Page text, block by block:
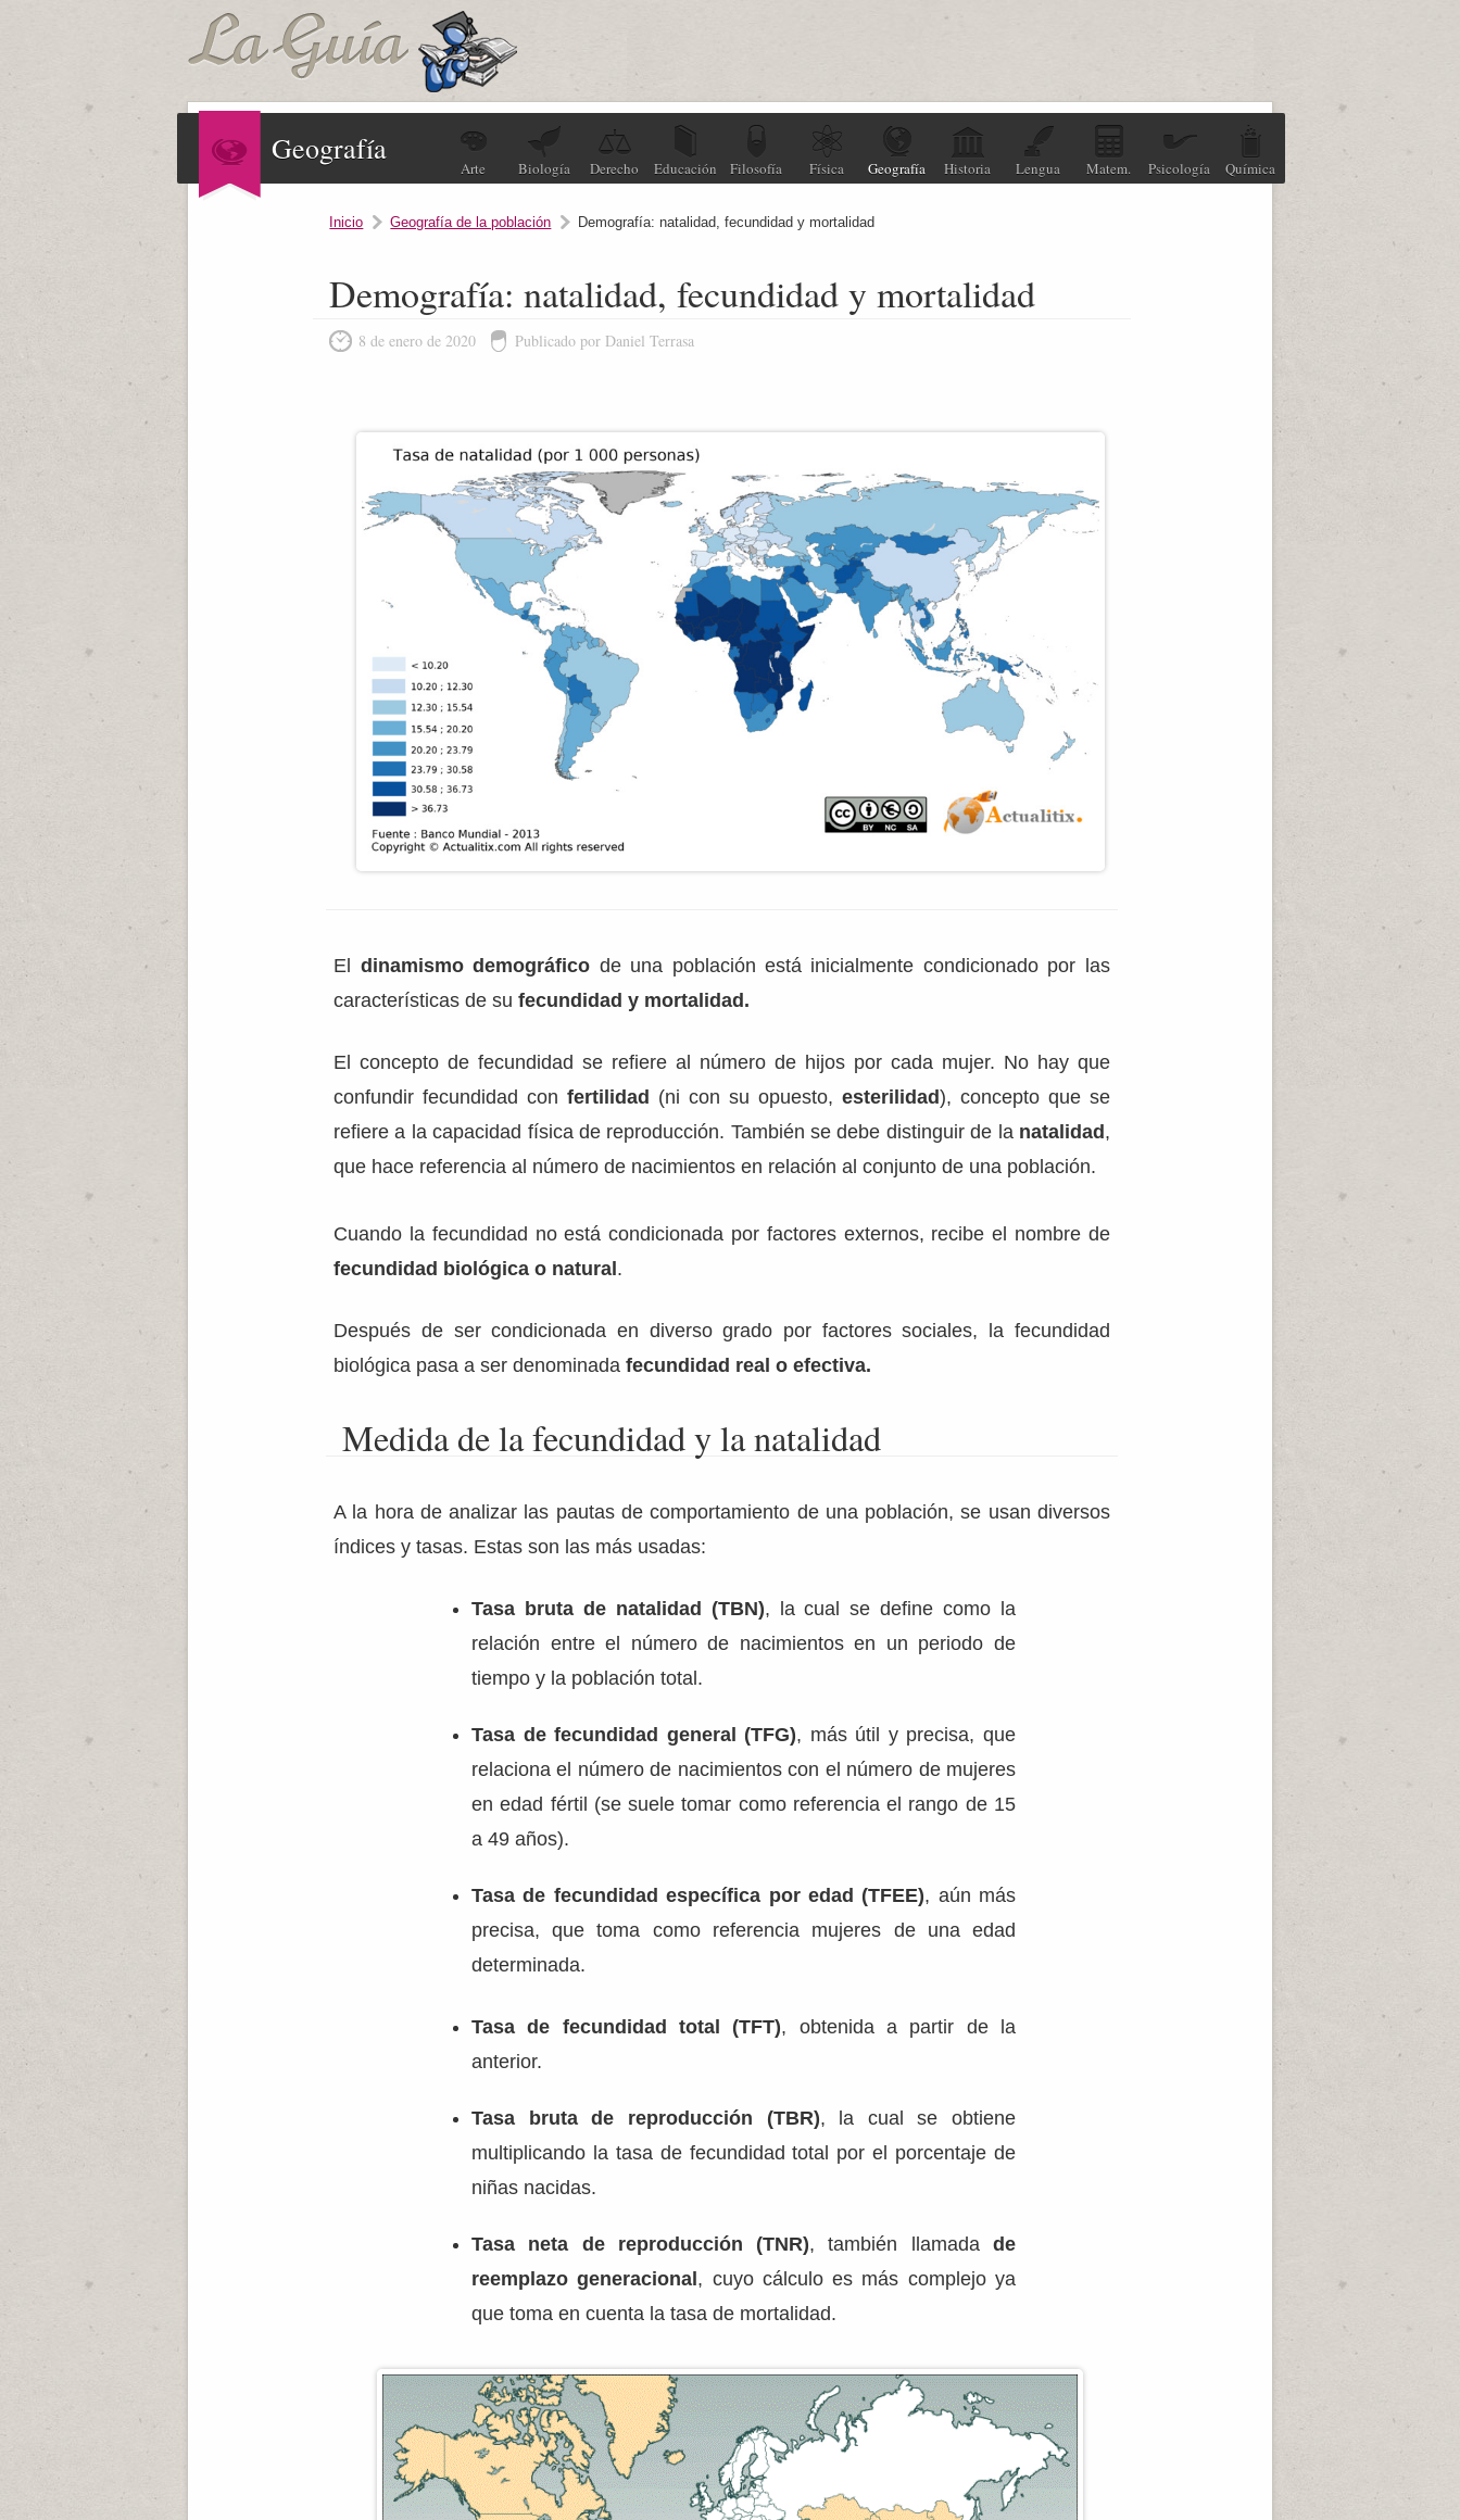
Geografía
Arte Biología Derecho Educación Filosofía Física Geografía Historia Lengua Matem. Psicología Química
Inicio Geografía de la población Demografía: natalidad, fecundidad y mortalidad
Demografía: natalidad, fecundidad y mortalidad
8 de enero de 2020 Publicado por Daniel Terrasa
El dinamismo demográfico de una población está inicialmente condicionado por las
características de sufecundidad y mortalidad.
El concepto de fecundidad se refiere al número de hijos por cada mujer. No hay que
confundir fecundidad confertilidad (ni con su opuesto, esterilidad), concepto que se
refiere a la capacidad física de reproducción. También se debe distinguir de la natalidad,
que hace referencia al número de nacimientos en relación al conjunto de una población.
Cuando la fecundidad no está condicionada por factores externos, recibe el nombre de
fecundidad biológica o natural.
Después de ser condicionada en diverso grado por factores sociales, la fecundidad
biológica pasa a ser denominadafecundidad real o efectiva.
Medida de la fecundidad y la natalidad
A la hora de analizar las pautas de comportamiento de una población, se usan diversos
índices y tasas. Estas son las más usadas:
Tasa bruta de natalidad (TBN), la cual se define como la
relación entre el número de nacimientos en un periodo de
tiempo y la población total.
Tasa de fecundidad general (TFG), más útil y precisa, que
relaciona el número de nacimientos con el número de mujeres
en edad fértil (se suele tomar como referencia el rango de 15
a 49 años).
Tasa de fecundidad específica por edad (TFEE), aún más
precisa, que toma como referencia mujeres de una edad
determinada.
Tasa de fecundidad total (TFT), obtenida a partir de la
anterior.
Tasa bruta de reproducción (TBR), la cual se obtiene
multiplicando la tasa de fecundidad total por el porcentaje de
niñas nacidas.
Tasa neta de reproducción (TNR), también llamadade
reemplazo generacional, cuyo cálculo es más complejo ya
que toma en cuenta la tasa de mortalidad.